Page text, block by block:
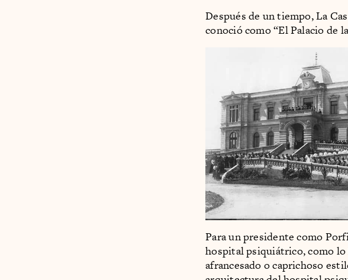
Después de un tiempo, La
conoció como “El Palacio de
Para un presidente como
hospital psiquiátrico, como lo
afrancesado o caprichoso